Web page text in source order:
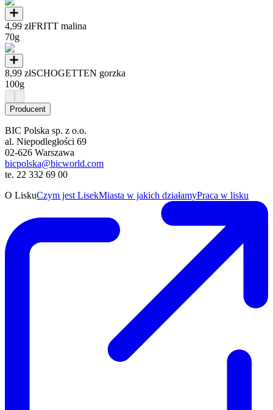
4,99 złFRITT malina
70g
8,99 złSCHOGETTEN gorzka
100g
Producent
BIC Polska sp. z o.o.
al. Niepodległości 69
02-626 Warszawa
bicpolska@bicworld.com
te. 22 332 69 00
O LiskuCzym jest LisekMiasta w jakich działamyPraca w lisku